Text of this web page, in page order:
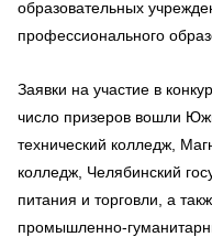
образовательных
профессионального
Заявки на участие в
число призеров вошли
технический колледж,
колледж, Челябинский
питания и торговли, а
промышленно-